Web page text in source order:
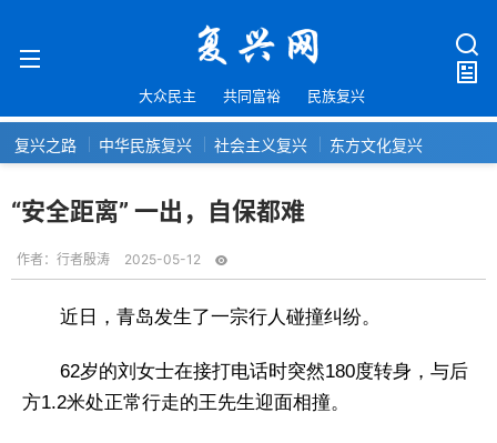
大众民主 共同富裕 民族复兴
复兴之路 中华民族复兴 社会主义复兴 东方文化复兴
“安全距离” 一出，自保都难
作者： 行者殷涛 2025-05-12
近日，青岛发生了一宗行人碰撞纠纷。
62岁的刘女士在接打电话时突然180度转身，与后
方1.2米处正常行走的王先生迎面相撞。